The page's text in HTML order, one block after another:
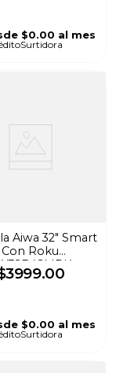
$0.00 al mes
Aiwa 32" Smart
Con Roku
3999.00
$0.00 al mes